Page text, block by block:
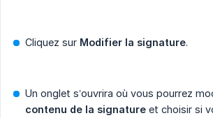
Cliquez sur Modifier la signature.
Un onglet s’ouvrira où vous pourrez
contenu de la signature et choisir si